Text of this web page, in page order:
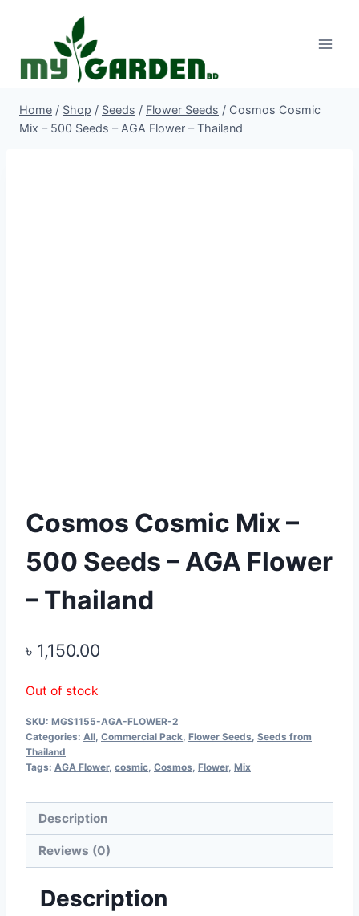
Home / Shop / Seeds / Flower Seeds / Cosmos Cosmic
Mix – 500 Seeds – AGA Flower – Thailand
Cosmos Cosmic Mix –
500 Seeds – AGA Flower
– Thailand
৳ 1,150.00
Out of stock
SKU: MGS1155-AGA-FLOWER-2
Categories: All Commercial Pack Flower Seeds Seeds from
Thailand
Tags: AGA Flower, cosmic Cosmos Flower, Mix
Description
Reviews (0)
Description